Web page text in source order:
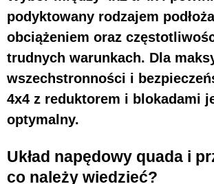
podyktowany rodzajem
obciążeniem oraz
trudnych warunkach. Dla
wszechstronności i
4x4 z reduktorem i blokadami
optymalny.
Układ napędowy quada i
co należy wiedzieć?